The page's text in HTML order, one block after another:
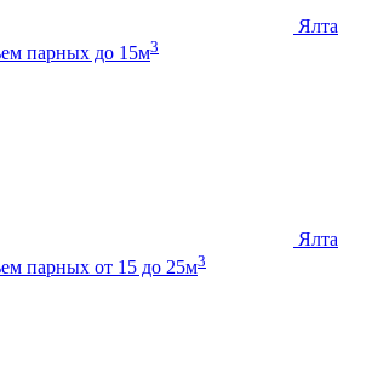
Ялта
парных до 15м3
Ялта
парных от 15 до 25м3